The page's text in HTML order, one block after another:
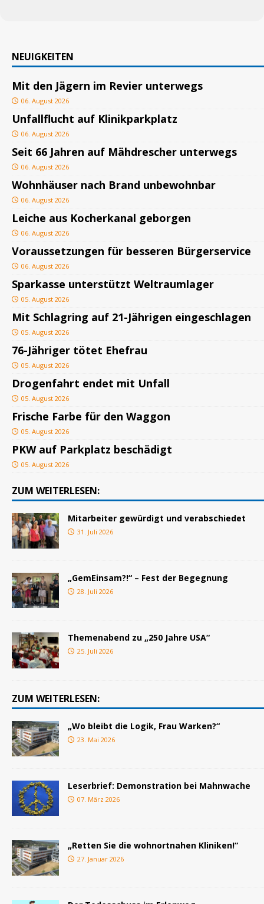
NEUIGKEITEN
Mit den Jägern im Revier unterwegs
06. August 2026
Unfallflucht auf Klinikparkplatz
06. August 2026
Seit 66 Jahren auf Mähdrescher unterwegs
06. August 2026
Wohnhäuser nach Brand unbewohnbar
06. August 2026
Leiche aus Kocherkanal geborgen
06. August 2026
Voraussetzungen für besseren Bürgerservice
06. August 2026
Sparkasse unterstützt Weltraumlager
05. August 2026
Mit Schlagring auf 21-Jährigen eingeschlagen
05. August 2026
76-Jähriger tötet Ehefrau
05. August 2026
Drogenfahrt endet mit Unfall
05. August 2026
Frische Farbe für den Waggon
05. August 2026
PKW auf Parkplatz beschädigt
05. August 2026
ZUM WEITERLESEN:
Mitarbeiter gewürdigt und verabschiedet
31. Juli 2026
„GemEinsam?!“ – Fest der Begegnung
28. Juli 2026
Themenabend zu „250 Jahre USA“
25. Juli 2026
ZUM WEITERLESEN:
„Wo bleibt die Logik, Frau Warken?“
23. Mai 2026
Leserbrief: Demonstration bei Mahnwache
07. März 2026
„Retten Sie die wohnortnahen Kliniken!“
27. Januar 2026